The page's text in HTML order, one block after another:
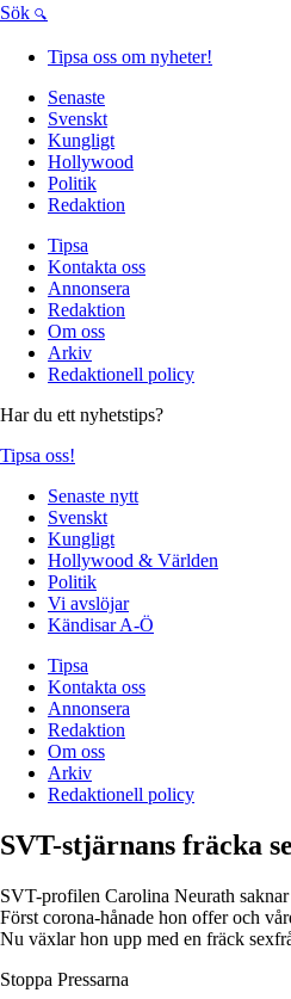
Sök
Tipsa oss om nyheter!
Senaste
Svenskt
Kungligt
Hollywood
Politik
Redaktion
Tipsa
Kontakta oss
Annonsera
Redaktion
Om oss
Arkiv
Redaktionell policy
Har du ett nyhetstips?
Tipsa oss!
Senaste nytt
Svenskt
Kungligt
Hollywood & Världen
Politik
Vi avslöjar
Kändisar A-Ö
Tipsa
Kontakta oss
Annonsera
Redaktion
Om oss
Arkiv
Redaktionell policy
SVT-stjärnans fräcka
SVT-profilen Carolina Neurath saknar
Först corona-hånade hon offer och
Nu växlar hon upp med en fräck
Stoppa Pressarna